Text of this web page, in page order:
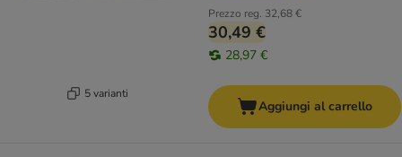
5 varianti
Prezzo reg. 32,68 €
30,49 €
28,97 €
Aggiungi al carrello